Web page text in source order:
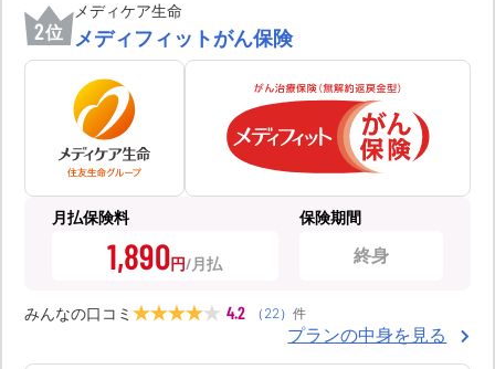
2位
メディケア生命
メディフィットがん保険
月払保険料
1,890円
保険期間
終身
みんなの口コミ 4.2 （ 22） 件
プランの中身を見る